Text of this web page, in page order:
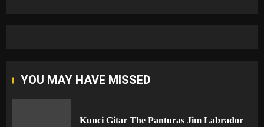
YOU MAY HAVE MISSED
Kunci Gitar The Panturas Jim Labrador